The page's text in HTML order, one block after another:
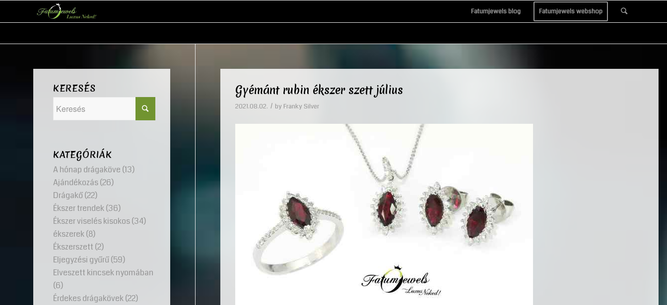
Fatumjewels blog Fatumjewels webshop
Gyémánt rubin ékszer szett július
2021.08.02. / by Franky Silver
KERESÉS
KATEGÓRIÁK
A hónap drágaköve (13)
Ajándékozás(26)
Drágakő(22)
Ékszer trendek(36)
Ékszer viselés kisokos(34)
ékszerek(8)
Ékszerszett (2)
Eljegyzési gyűrű(59)
Elveszett kincsek nyomában
(6)
Érdekes drágakövek(22)